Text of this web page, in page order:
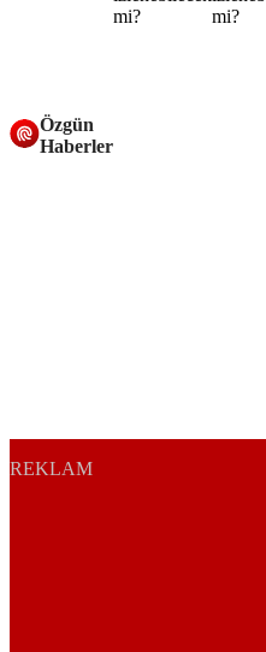
Özgün
Haberler
REKLAM